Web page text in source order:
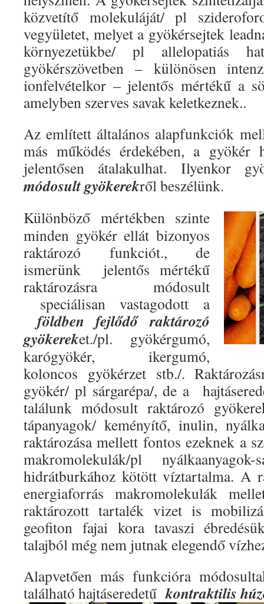
közvetítő molekuláját/ pl
vegyületet, melyet a gyökérsejtek
környezetükbe/ pl allelopatiás
gyökérszövetben – különösen
ionfelvételkor – jelentős mértékű a
amelyben szerves savak keletkeznek..
Az említett általános alapfunkciók
más működés érdekében, a gyökér
jelentősen átalakulhat. Ilyenkor
módosult gyökerekről beszélünk.
Különböző mértékben szinte
minden gyökér ellát bizonyos
raktározó funkciót., de
ismerünk
jelentős mértékű
raktározásra módosult
speciálisan vastagodott a
földben fejlődő raktározó
gyökereket./pl. gyökérgumó,
karógyökér, ikergumó,
koloncos gyökérzet stb./.
gyökér/ pl sárgarépa/, de a
találunk módosult raktározó
tápanyagok/ keményítő, inulin,
raktározása mellett fontos ezeknek a
makromolekulák/pl
hidrátburkához kötött víztartalma. A
energiaforrás makromolekulák
raktározott tartalék vizet is
geofiton fajai kora tavaszi
talajból még nem jutnak elegendő
Alapvetően más funkcióra
található hajtáseredetű kontraktilis